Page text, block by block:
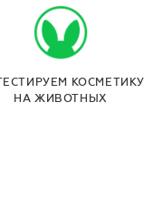
КОСМЕТИКУ
НА ЖИВОТНЫХ